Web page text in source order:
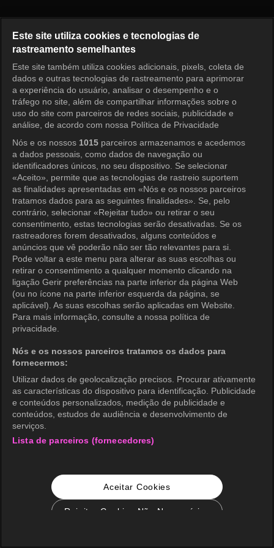
Entrar
Este site utiliza cookies e tecnologias de
rastreamento semelhantes
Este site também utiliza cookies adicionais, pixels, coleta de
dados e outras tecnologias de rastreamento para aprimorar
a experiência do usuário, analisar o desempenho e o
tráfego no site, além de compartilhar informações sobre o
uso do site com parceiros de redes sociais, publicidade e
análise, de acordo com nossa Política de Privacidade
Nós e os nossos 1015 parceiros armazenamos e acedemos
a dados pessoais, como dados de navegação ou
identificadores únicos, no seu dispositivo. Se selecionar
«Aceito», permite que as tecnologias de rastreio suportem
as finalidades apresentadas em «Nós e os nossos parceiros
tratamos dados para as seguintes finalidades». Se, pelo
contrário, selecionar «Rejeitar tudo» ou retirar o seu
consentimento, estas tecnologias serão desativadas. Se os
rastreadores forem desativados, alguns conteúdos e
anúncios que vê poderão não ser tão relevantes para si.
Pode voltar a este menu para alterar as suas escolhas ou
retirar o consentimento a qualquer momento clicando na
ligação Gerir preferências na parte inferior da página Web
(ou no ícone na parte inferior esquerda da página, se
aplicável). As suas escolhas serão aplicadas em Website.
Para mais informação, consulte a nossa política de
privacidade.
Nós e os nossos parceiros tratamos os dados para
fornecermos:
Utilizar dados de geolocalização precisos. Procurar ativamente
as características do dispositivo para identificação. Publicidade
e conteúdos personalizados, medição de publicidade e
conteúdos, estudos de audiência e desenvolvimento de
serviços.
Lista de parceiros (fornecedores)
Aceitar Cookies
Rejeitar Cookies Não Necessários